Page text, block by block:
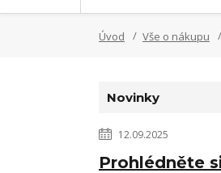
Úvod Vše o nákupu
Novinky
12.09.2025
Prohlédněte